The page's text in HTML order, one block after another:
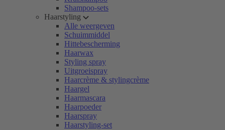
Shampoo-sets
Haarstyling
Alle weergeven
Schuimmiddel
Hittebescherming
Haarwax
Styling spray
Uitgroeispray
Haarcrème & stylingcrème
Haargel
Haarmascara
Haarpoeder
Haarspray
Haarstyling-set